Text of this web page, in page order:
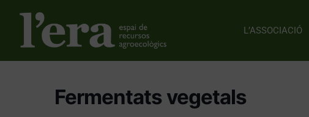
L’ASSOCIACIÓ
Fermentats vegetals